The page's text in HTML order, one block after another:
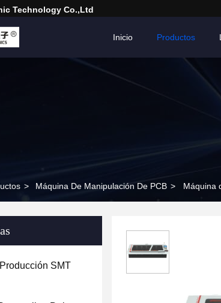
Technology Co.,Ltd
Inicio Productos
> Máquina De Manipulación De PCB > Máquina
SMT